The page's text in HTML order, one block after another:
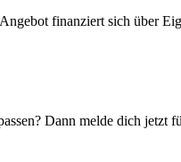
finanziert sich über
Dann melde dich jetzt